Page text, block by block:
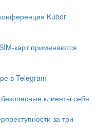
Kuber
карт применяются
в Telegram
клиенты себя
за три